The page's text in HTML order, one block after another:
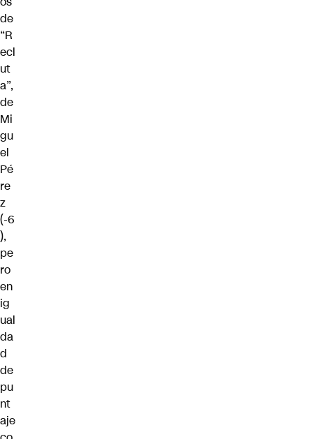
de
“R
ecl
ut
a”,
de
Mi
gu
el
Pé
re
z
(-6
),
pe
ro
en
ig
ual
da
d
de
pu
nt
aje